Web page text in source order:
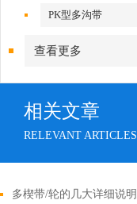
PK型多沟带
查看更多
相关文章
RELEVANT ARTICLES
多楔带/轮的几大详细说明